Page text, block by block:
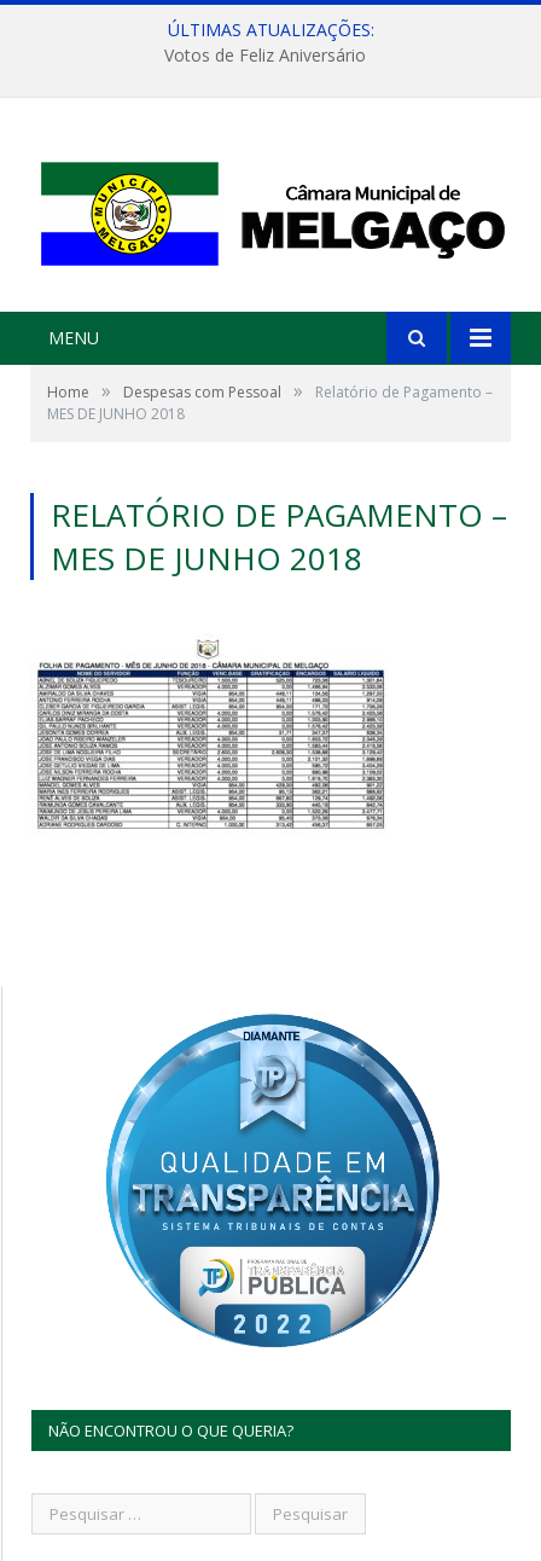
ÚLTIMAS ATUALIZAÇÕES:
Votos de Feliz Aniversário
MENU
Home » Despesas com Pessoal »
Relatório de Pagamento –
MES DE JUNHO 2018
RELATÓRIO DE PAGAMENTO –
MES DE JUNHO 2018
NÃO ENCONTROU O QUE QUERIA?